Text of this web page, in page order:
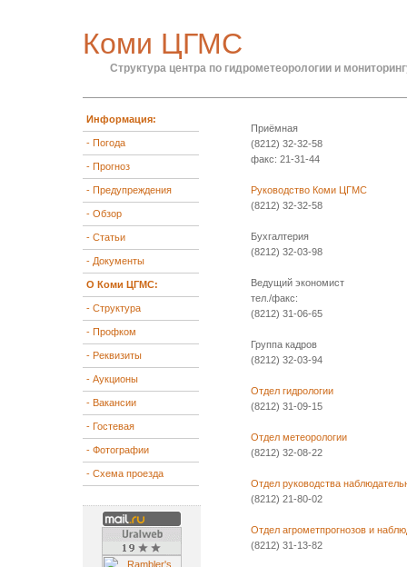
Коми ЦГМС
Структура центра по гидрометеорологии и
Информация:
- Погода
- Прогноз
- Предупреждения
- Обзор
- Статьи
- Документы
О Коми ЦГМС:
- Структура
- Профком
- Реквизиты
- Аукционы
- Вакансии
- Гостевая
- Фотографии
- Схема проезда
Приёмная
(8212) 32-32-58
факс: 21-31-44
Руководство Коми ЦГМС
(8212) 32-32-58
Бухгалтерия
(8212) 32-03-98
Ведущий экономист
тел./факс:
(8212) 31-06-65
Группа кадров
(8212) 32-03-94
Отдел гидрологии
(8212) 31-09-15
Отдел метеорологии
(8212) 32-08-22
Отдел руководства
(8212) 21-80-02
Отдел агрометпрогнозов и
(8212) 31-13-82